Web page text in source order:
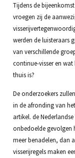
Tijdens de
vroegen zij de
werden de luisteraars
van verschillende
continue-visser en wat
thuis is?
De onderzoekers
in de afronding van
artikel. de
onbedoelde gevolgen
meer benadelen, dan
visserijregels maken